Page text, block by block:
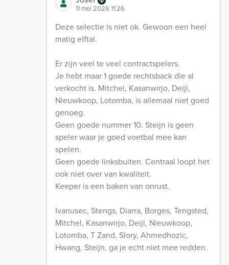
11 mei 2026 11:26
Deze selectie is niet ok. Gewoon een heel
matig elftal.
Er zijn veel te veel contractspelers.
Je hebt maar 1 goede rechtsback die al
verkocht is. Mitchel, Kasanwirjo, Deijl,
Nieuwkoop, Lotomba, is allemaal niet goed
genoeg.
Geen goede nummer 10. Steijn is geen
speler waar je goed voetbal mee kan
spelen.
Geen goede linksbuiten. Centraal loopt het
ook niet over van kwaliteit.
Keeper is een baken van onrust.
Ivanusec, Stengs, Diarra, Borges, Tengsted,
Mitchel, Kasanwirjo, Deijl, Nieuwkoop,
Lotomba, T Zand, Slory, Ahmedhozic,
Hwang, Steijn, ga je echt niet mee redden.